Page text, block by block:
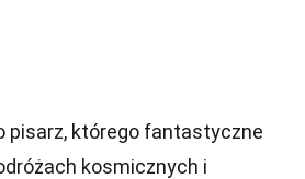
pisarz, którego fantastyczne
kosmicznych i